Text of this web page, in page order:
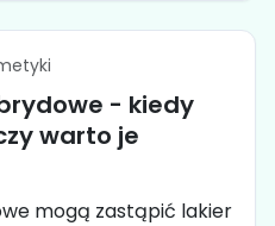
- kiedy
warto je
mogą zastąpić lakier